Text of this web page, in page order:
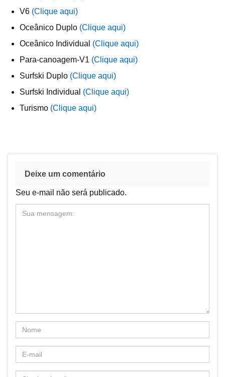
V6 (Clique aqui)
Oceânico Duplo (Clique aqui)
Oceânico Individual (Clique aqui)
Para-canoagem-V1 (Clique aqui)
Surfski Duplo (Clique aqui)
Surfski Individual (Clique aqui)
Turismo (Clique aqui)
Deixe um comentário
Seu e-mail não será publicado.